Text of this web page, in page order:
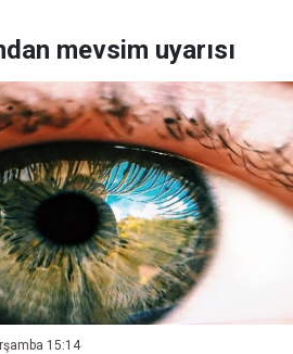
mevsim uyarısı
15:14